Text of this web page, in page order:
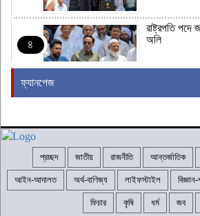
৪
রাষ্ট্রপতি পদে
অলি
৬
‎লালমনিরহাটে
প্রতিবাদে
ফ্যানপেজ
প্রচ্ছদ জাতীয় রাজনীতি আন্তর্জাতিক
আইন-আদালত অর্থ-বাণিজ্য লাইফস্টাইল
ফিচার কৃষি ধর্ম জব